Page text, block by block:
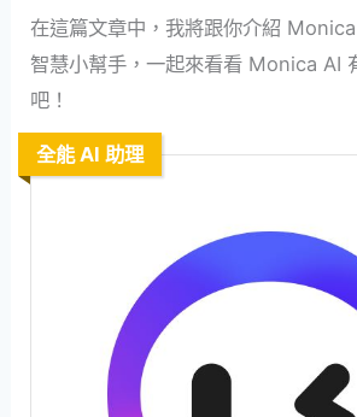
在這篇文章中，我將跟你介紹
智慧小幫手，一起來看看 Monica AI
吧！
全能 AI 助理